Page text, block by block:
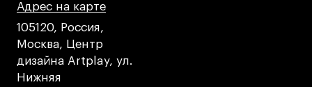
Адрес на карте
Адрес на карте
Адрес на карте
105120, Россия,
Москва, Центр
дизайна Artplay, ул.
Нижняя